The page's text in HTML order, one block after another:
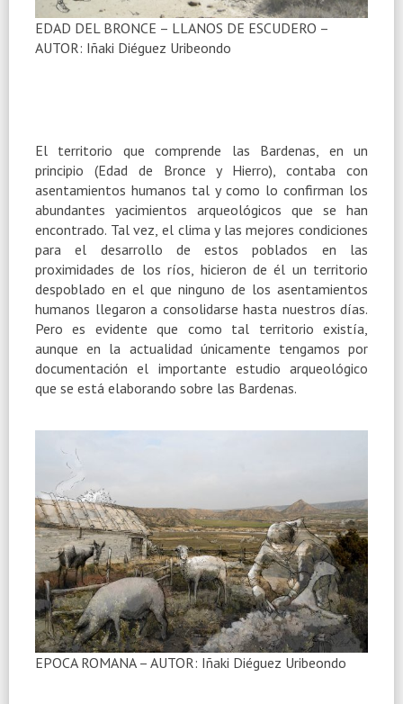
EDAD DEL BRONCE – LLANOS DE ESCUDERO –
AUTOR: Iñaki Diéguez Uribeondo
El territorio que comprende las Bardenas, en un
principio (Edad de Bronce y Hierro), contaba con
asentamientos humanos tal y como lo confirman los
abundantes yacimientos arqueológicos que se han
encontrado. Tal vez, el clima y las mejores condiciones
para el desarrollo de estos poblados en las
proximidades de los ríos, hicieron de él un territorio
despoblado en el que ninguno de los asentamientos
humanos llegaron a consolidarse hasta nuestros días.
Pero es evidente que como tal territorio existía,
aunque en la actualidad únicamente tengamos por
documentación el importante estudio arqueológico
que se está elaborando sobre las Bardenas.
EPOCA ROMANA – AUTOR: Iñaki Diéguez Uribeondo